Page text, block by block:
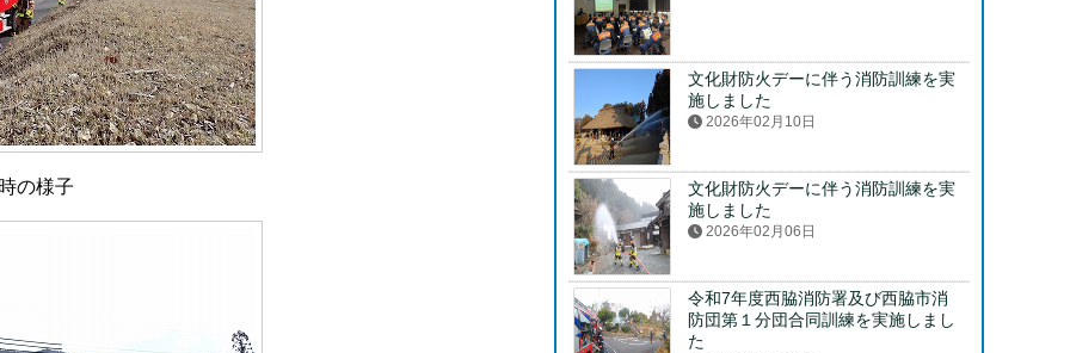
の様子
文化財防火デーに伴う消防訓練を実
施しました
2026年02月10日
文化財防火デーに伴う消防訓練を実
施しました
2026年02月06日
令和7年度西脇消防署及び西脇市消
防団第１分団合同訓練を実施しまし
た